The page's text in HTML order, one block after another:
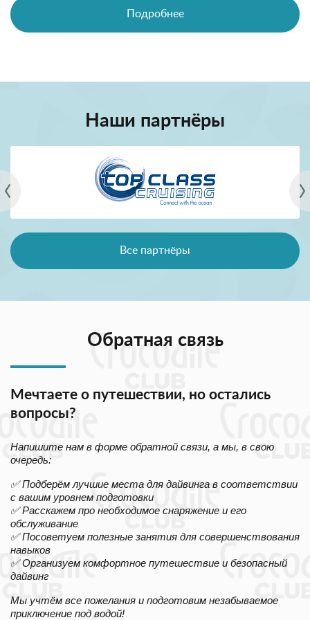
Подробнее
Наши партнёры
Все партнёры
Обратная связь
Мечтаете о путешествии, но остались
вопросы?
Напишите нам в форме обратной связи, а мы, в свою
очередь:
✅ Подберём лучшие места для дайвинга в соответствии
с вашим уровнем подготовки
✅ Расскажем про необходимое снаряжение и его
обслуживание
✅ Посоветуем полезные занятия для совершенствования
навыков
✅ Организуем комфортное путешествие и безопасный
дайвинг
Мы учтём все пожелания и подготовим незабываемое
приключение под водой!